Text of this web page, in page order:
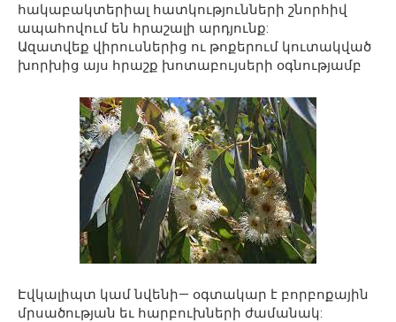
հակաբակտերիալ հատկությունների շնորհիվ
ապահովում են հրաշալի արդյունք:
Ազատվեք վիրուսներից ու թոքերում կուտակված
խորխից այս հրաշք խոտաբույսերի օգնությամբ
Էվկալիպտ կամ նվենի— օգտակար է բորբոքային
մրսածության եւ հարբուխների ժամանակ: